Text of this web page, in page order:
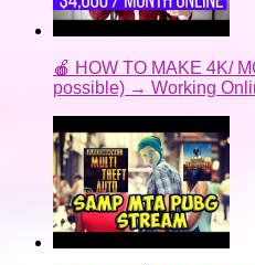
🍎 HOW TO MAKE 4K/
possible) → Working